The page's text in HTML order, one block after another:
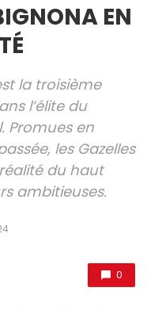
EN
la troisième
l’élite du
Promues en
les Gazelles
du haut
ambitieuses.
0